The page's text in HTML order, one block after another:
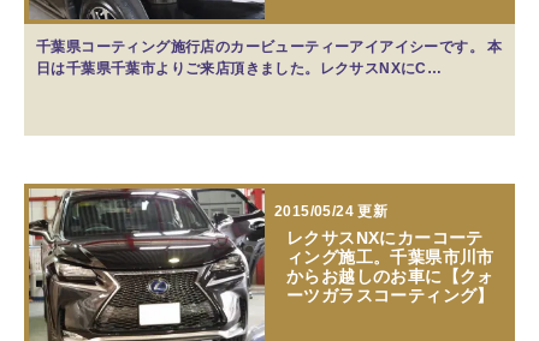
千葉県コーティング施行店のカービューティーアイアイシーです。 本
日は千葉県千葉市よりご来店頂きました。レクサスNXにC…
2015/05/24 更新
レクサスNXにカーコーテ
ィング施工。千葉県市川市
からお越しのお車に【クォ
ーツガラスコーティング】